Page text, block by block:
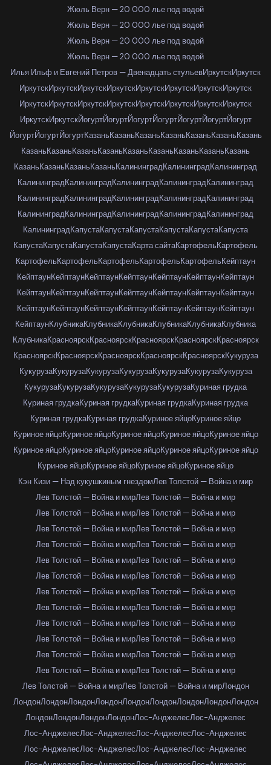
Жюль Верн — 20 000 лье под водой
Жюль Верн — 20 000 лье под водой
Жюль Верн — 20 000 лье под водой
Жюль Верн — 20 000 лье под водой
Илья Ильф и Евгений Петров — Двенадцать стульевИркутскИркутск
ИркутскИркутскИркутскИркутскИркутскИркутскИркутскИркутск
ИркутскИркутскИркутскИркутскИркутскИркутскИркутскИркутск
ИркутскИркутскЙогуртЙогуртЙогуртЙогуртЙогуртЙогуртЙогурт
ЙогуртЙогуртЙогуртКазаньКазаньКазаньКазаньКазаньКазаньКазань
КазаньКазаньКазаньКазаньКазаньКазаньКазаньКазаньКазань
КазаньКазаньКазаньКазаньКалининградКалининградКалининград
КалининградКалининградКалининградКалининградКалининград
КалининградКалининградКалининградКалининградКалининград
КалининградКалининградКалининградКалининградКалининград
КалининградКапустаКапустаКапустаКапустаКапустаКапуста
КапустаКапустаКапустаКапустаКарта сайтаКартофельКартофель
КартофельКартофельКартофельКартофельКартофельКейптаун
КейптаунКейптаунКейптаунКейптаунКейптаунКейптаунКейптаун
КейптаунКейптаунКейптаунКейптаунКейптаунКейптаунКейптаун
КейптаунКейптаунКейптаунКейптаунКейптаунКейптаунКейптаун
КейптаунКлубникаКлубникаКлубникаКлубникаКлубникаКлубника
КлубникаКрасноярскКрасноярскКрасноярскКрасноярскКрасноярск
КрасноярскКрасноярскКрасноярскКрасноярскКрасноярскКукуруза
КукурузаКукурузаКукурузаКукурузаКукурузаКукурузаКукуруза
КукурузаКукурузаКукурузаКукурузаКукурузаКуриная грудка
Куриная грудкаКуриная грудкаКуриная грудкаКуриная грудка
Куриная грудкаКуриная грудкаКуриное яйцоКуриное яйцо
Куриное яйцоКуриное яйцоКуриное яйцоКуриное яйцоКуриное яйцо
Куриное яйцоКуриное яйцоКуриное яйцоКуриное яйцоКуриное яйцо
Куриное яйцоКуриное яйцоКуриное яйцоКуриное яйцо
Кэн Кизи — Над кукушкиным гнездомЛев Толстой — Война и мир
Лев Толстой — Война и мирЛев Толстой — Война и мир
Лев Толстой — Война и мирЛев Толстой — Война и мир
Лев Толстой — Война и мирЛев Толстой — Война и мир
Лев Толстой — Война и мирЛев Толстой — Война и мир
Лев Толстой — Война и мирЛев Толстой — Война и мир
Лев Толстой — Война и мирЛев Толстой — Война и мир
Лев Толстой — Война и мирЛев Толстой — Война и мир
Лев Толстой — Война и мирЛев Толстой — Война и мир
Лев Толстой — Война и мирЛев Толстой — Война и мир
Лев Толстой — Война и мирЛев Толстой — Война и мир
Лев Толстой — Война и мирЛев Толстой — Война и мир
Лев Толстой — Война и мирЛев Толстой — Война и мир
Лев Толстой — Война и мирЛев Толстой — Война и мирЛондон
ЛондонЛондонЛондонЛондонЛондонЛондонЛондонЛондонЛондон
ЛондонЛондонЛондонЛондонЛос-АнджелесЛос-Анджелес
Лос-АнджелесЛос-АнджелесЛос-АнджелесЛос-Анджелес
Лос-АнджелесЛос-АнджелесЛос-АнджелесЛос-Анджелес